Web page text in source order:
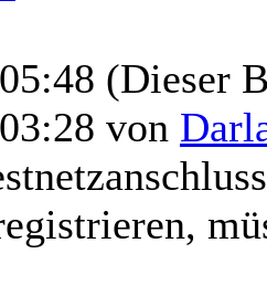
(Dieser
von